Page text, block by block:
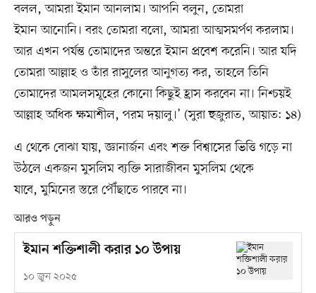
বলল, আমরা ইমান আনলাম। আপনি বলুন, তোমরা
ইমান আনোনি। বরং তোমরা বলো, আমরা আত্মসমর্পণ করলাম।
আর এখন পর্যন্ত তোমাদের অন্তরে ইমান প্রবেশ করেনি। আর যদি
তোমরা আল্লাহ ও তাঁর রাসুলের আনুগত্য কর, তাহলে তিনি
তোমাদের আমলসমূহের কোনো কিছুই হ্রাস করবেন না। নিশ্চয়ই
আল্লাহ অধিক ক্ষমাশীল, পরম দয়ালু।’ (সুরা হুজুরাত, আয়াত: ১৪)
এ থেকে বোঝা যায়, জ্ঞানার্জন এবং শক্ত বিশ্বাসের ভিত্তি গড়ে না
উঠলে একজন মুসলিম ব্যক্তি সারাজীবন মুসলিম থেকে
যাবে, মুমিনের স্তরে পৌঁছাতে পারবে না।
আরও পড়ুন
ইমান শক্তিশালী করার ১০ উপায়
১০ জুন ২০২৫